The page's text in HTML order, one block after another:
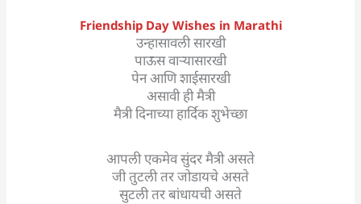
Friendship Day Wishes in Marathi
उन्हासावली सारखी
पाऊस वाऱ्यासारखी
पेन आणि शाईसारखी
असावी ही मैत्री
मैत्री दिनाच्या हार्दिक शुभेच्छा
आपली एकमेव सुंदर मैत्री असते
जी तुटली तर जोडायचे असते
सुटली तर बांधायची असते